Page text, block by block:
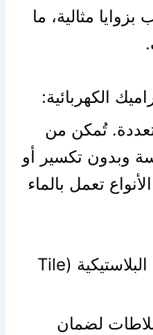
مثالية، ما
تُمكن من
وبدون تكسير أو
تعمل بالماء
3. فواصل السيراميك البلاستيكية (Tile
لضمان